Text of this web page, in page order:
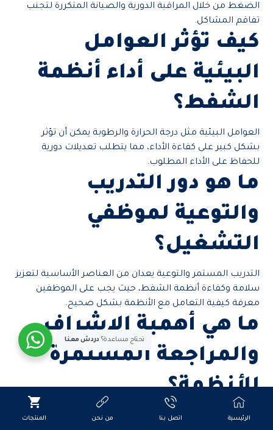
الضغط من خلال المراقبة الدورية والصيانة المتكررة لتجنب
تفاقم المشاكل.
كيف تؤثر العوامل
البيئية على أداء أنظمة
الشفط؟
العوامل البيئية مثل درجة الحرارة والرطوبة يمكن أن تؤثر
بشكل كبير على كفاءة الأداء، مما يتطلب تعديلات دورية
للحفاظ على الأداء المطلوب.
ما هو دور التدريب
والتوعية لموظفي
التشغيل؟
التدريب المستمر والتوعية يعدان من العناصر الأساسية لتعزيز
سلامة وكفاءة أنظمة الشفط، حيث يجب على الموظفين
معرفة كيفية التعامل مع الأنظمة بشكل صحيح.
ما هي أهمية الإشراف
والمراجعة المستمرة
للأنظمة؟
الإشراف والمراجعة المستمرة يسهمان في اكتشاف
الرئيسية اتصل بنا من نحن المنتجات
تحتاج مساعدة؟ دردش معنا